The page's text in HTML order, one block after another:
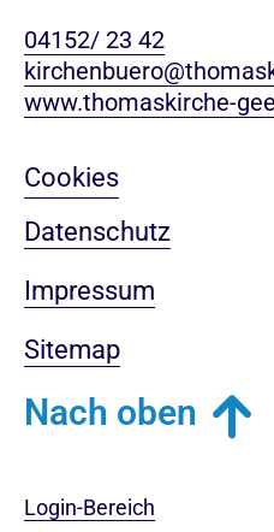
04152/ 23 42
www.thomaskirche-
Cookies
Datenschutz
Impressum
Sitemap
Nach oben
Login-Bereich